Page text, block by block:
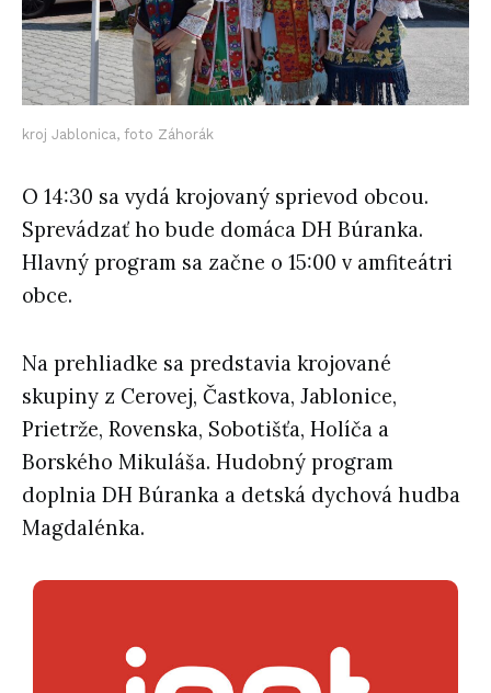
kroj Jablonica, foto Záhorák
O 14:30 sa vydá krojovaný sprievod obcou.
Sprevádzať ho bude domáca DH Búranka.
Hlavný program sa začne o 15:00 v amfiteátri
obce.
Na prehliadke sa predstavia krojované
skupiny z Cerovej, Častkova, Jablonice,
Prietrže, Rovenska, Sobotišťa, Holíča a
Borského Mikuláša. Hudobný program
doplnia DH Búranka a detská dychová hudba
Magdalénka.